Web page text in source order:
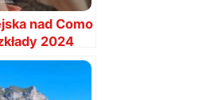
nad Como
2024